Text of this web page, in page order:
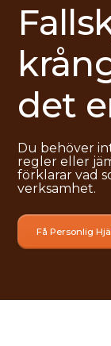
det
Du behöver
regler eller
förklarar vad
verksamhet.
Få Personlig